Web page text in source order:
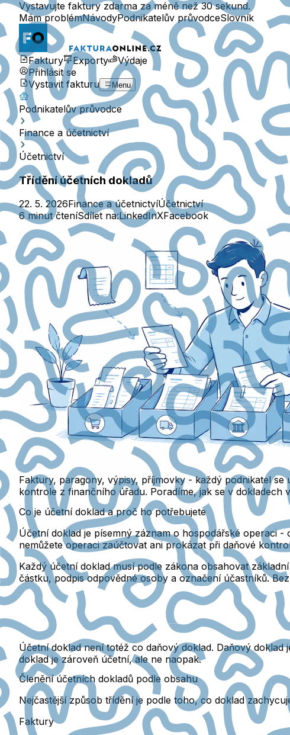
Vystavujte faktury zdarma za méně než 30 sekund.
Mám problémNávodyPodnikatelův průvodceSlovník
Faktury Exporty
Výdaje
Přihlásit se
Vystavit fakturu
Menu
Podnikatelův průvodce
Finance a účetnictví
Účetnictví
Třídění účetních dokladů
22. 5. 2026Finance a účetnictvíÚčetnictví
6 minut čteníSdílet na:LinkedInXFacebook
Faktury, paragony, výpisy, příjmovky - každý podnikatel
kontrole z finančního úřadu. Poradíme, jak se v dokladech
Co je účetní doklad a proč ho potřebujete
Účetní doklad je písemný záznam o hospodářské operaci-
nemůžete operaci zaúčtovat ani prokázat při daňové
Každý účetní doklad musí podle zákona obsahovat
částku, podpis odpovědné osoby a označení účastníků.
Účetní doklad není totéž co daňový doklad. Daňový
doklad je zároveň účetní, ale ne naopak.
Členění účetních dokladů podle obsahu
Nejčastější způsob třídění je podle toho, co doklad
Faktury